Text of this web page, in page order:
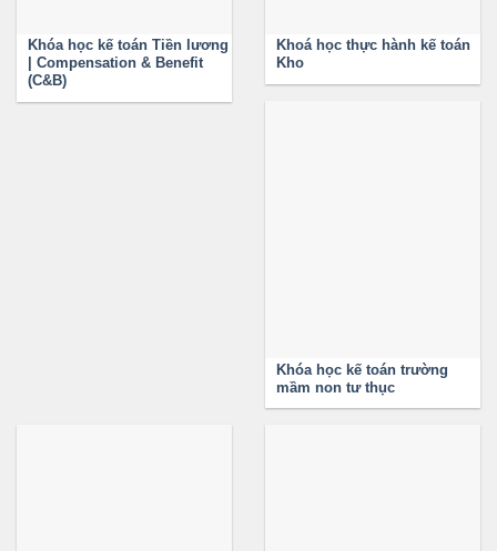
Khóa học kế toán Tiền lương
| Compensation & Benefit
(C&B)
Khoá học thực hành kế toán
Kho
Khóa học kế toán trường
mầm non tư thục